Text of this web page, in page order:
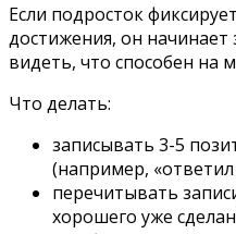
Если подросток
достижения, он начинает
видеть, что способен на
Что делать:
записывать 3-5
(например, «ответил
перечитывать
хорошего уже